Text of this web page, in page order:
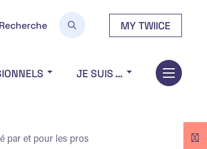
Recherche MY TWIICE
JE SUIS …
par et pour les pros